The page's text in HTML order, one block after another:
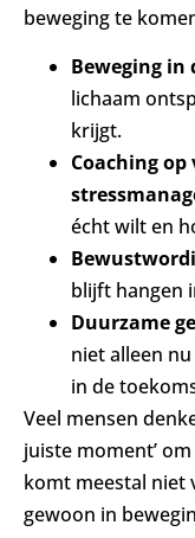
beweging te
Beweging in
lichaam
krijgt.
Coaching
écht wilt en
blijft hangen
Duurzame
niet alleen
in de
Veel mensen
juiste moment’
komt meestal niet
gewoon in